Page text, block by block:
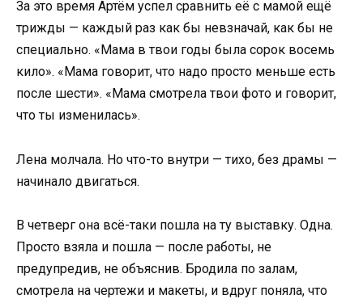
За это время Артём успел сравнить её с мамой ещё
трижды — каждый раз как бы невзначай, как бы не
специально. «Мама в твои годы была сорок восемь
кило». «Мама говорит, что надо просто меньше есть
после шести». «Мама смотрела твои фото и говорит,
что ты изменилась».
Лена молчала. Но что-то внутри — тихо, без драмы —
начинало двигаться.
В четверг она всё-таки пошла на ту выставку. Одна.
Просто взяла и пошла — после работы, не
предупредив, не объяснив. Бродила по залам,
смотрела на чертежи и макеты, и вдруг поняла, что